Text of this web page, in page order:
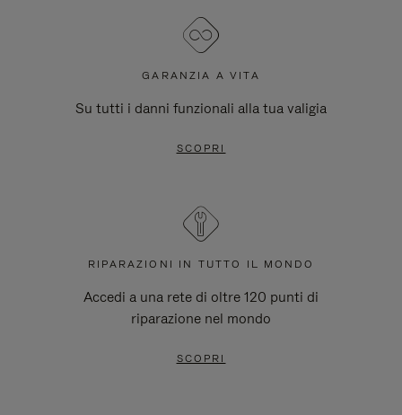
GARANZIA A VITA
Su tutti i danni funzionali alla tua valigia
SCOPRI
RIPARAZIONI IN TUTTO IL MONDO
Accedi a una rete di oltre 120 punti di
riparazione nel mondo
SCOPRI